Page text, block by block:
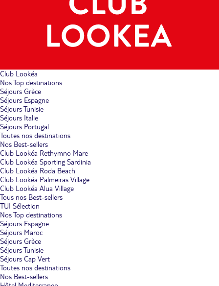
Club Lookéa
Nos Top destinations
Séjours Grèce
Séjours Espagne
Séjours Tunisie
Séjours Italie
Séjours Portugal
Toutes nos destinations
Nos Best-sellers
Club Lookéa Rethymno Mare
Club Lookéa Sporting Sardinia
Club Lookéa Roda Beach
Club Lookéa Palmeiras Village
Club Lookéa Alua Village
Tous nos Best-sellers
TUI Sélection
Nos Top destinations
Séjours Espagne
Séjours Maroc
Séjours Grèce
Séjours Tunisie
Séjours Cap Vert
Toutes nos destinations
Nos Best-sellers